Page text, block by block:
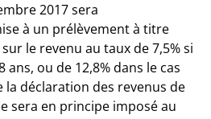
2017 sera
à un prélèvement à titre
le revenu au taux de 7,5% si
ou de 12,8% dans le cas
la déclaration des revenus de
sera en principe imposé au